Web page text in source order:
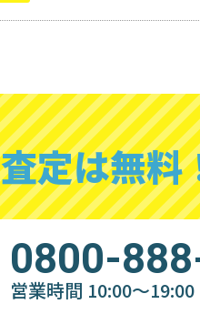
査定は無料
0800-
営業時間 10:00～19:00